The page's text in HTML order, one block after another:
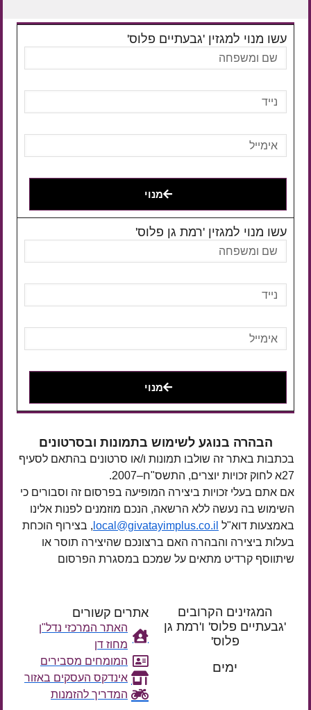
עשו מנוי למגזין 'גבעתיים פלוס'
מנוי
עשו מנוי למגזין 'רמת גן פלוס'
מנוי
הבהרה בנוגע לשימוש בתמונות ובסרטונים
בכתבות באתר זה שולבו תמונות ו/או סרטונים בהתאם לסעיף
27א לחוק זכויות יוצרים, התשס"ח–2007.
אם אתם בעלי זכויות ביצירה המופיעה בפרסום זה וסבורים כי
השימוש בה נעשה ללא הרשאה, הנכם מוזמנים לפנות אלינו
באמצעות דוא"ל local@givatayimplus.co.il , בצירוף הוכחת
בעלות ביצירה והבהרה האם ברצונכם שהיצירה תוסר או
שיתווסף קרדיט מתאים על שמכם במסגרת הפרסום
המגזינים הקרובים
'גבעתיים פלוס' ו'רמת גן
פלוס'
ימים
אתרים קשורים
האתר המרכזי נדל"ן
מחוז דן
המומחים מסבירים
אינדקס העסקים באזור
המדריך להזמנות